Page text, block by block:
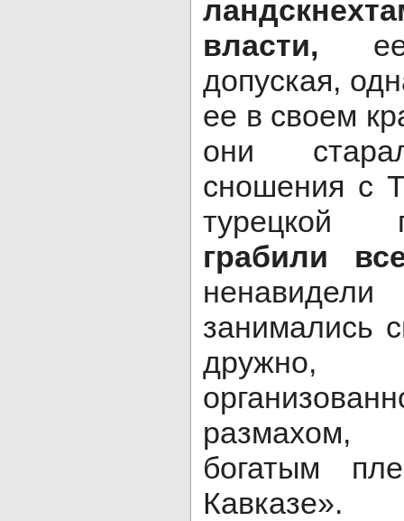
власти, ее
допуская,
ее в своем
они
сношения с
грабили
занимались
размахом,
богатым
Кавказе».